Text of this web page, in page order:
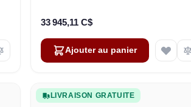
33 945,11 C$
Ajouter au panier
LIVRAISON GRATUITE